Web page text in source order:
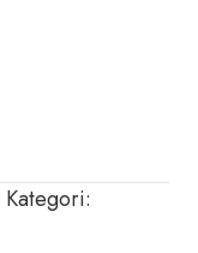
Kategori: